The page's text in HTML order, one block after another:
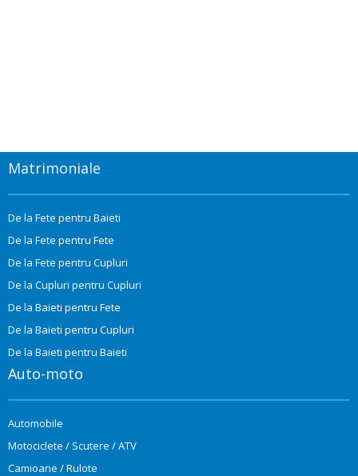
Matrimoniale
De la Fete pentru Baieti
De la Fete pentru Fete
De la Fete pentru Cupluri
De la Cupluri pentru Cupluri
De la Baieti pentru Fete
De la Baieti pentru Cupluri
De la Baieti pentru Baieti
Auto-moto
Automobile
Motociclete / Scutere / ATV
Camioane / Rulote